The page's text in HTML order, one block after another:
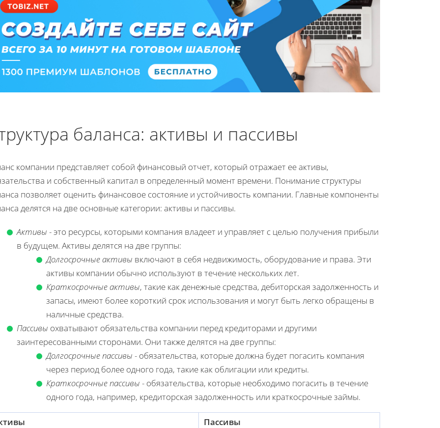
баланса: активы и пассивы
компании представляет собой финансовый отчет, который отражает ее активы,
и собственный капитал в определенный момент времени. Понимание структуры
позволяет оценить финансовое состояние и устойчивость компании. Главные компоненты
делятся на две основные категории: активы и пассивы.
Активы - это ресурсы, которыми компания владеет и управляет с целью получения прибыли
в будущем. Активы делятся на две группы:
Долгосрочные активы включают в себя недвижимость, оборудование и права. Эти
активы компании обычно используют в течение нескольких лет.
Краткосрочные активы, такие как денежные средства, дебиторская задолженность и
запасы, имеют более короткий срок использования и могут быть легко обращены в
наличные средства.
Пассивы охватывают обязательства компании перед кредиторами и другими
заинтересованными сторонами. Они также делятся на две группы:
Долгосрочные пассивы - обязательства, которые должна будет погасить компания
через период более одного года, такие как облигации или кредиты.
Краткосрочные пассивы - обязательства, которые необходимо погасить в течение
одного года, например, кредиторская задолженность или краткосрочные займы.
Пассивы